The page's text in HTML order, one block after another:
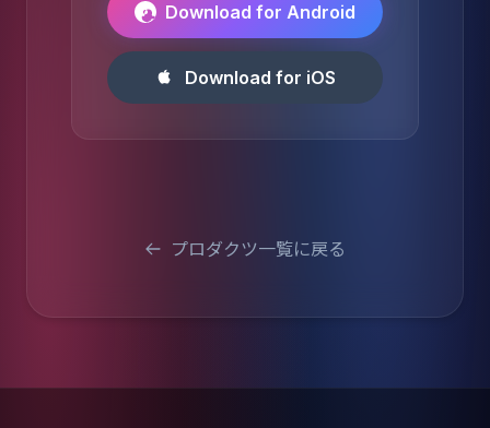
Download for Android
Download for iOS
プロダクツ一覧に戻る